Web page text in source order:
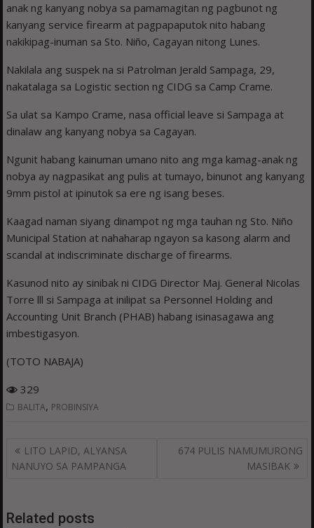
anak ng kanyang nobya sa pamamagitan ng pagbunot ng
kanyang service firearm at pagpapaputok nito habang
nakikipag-inuman sa Sto. Niño, Cagayan nitong Lunes.
Nakilala ang suspek na si Patrolman Jerald Sampaga, 29,
nakatalaga sa Logistic section ng CIDG sa Camp Crame.
Sa ulat sa Kampo Crame, nasa official leave si Sampaga at
dinalaw ang kanyang nobya sa Cagayan.
Ngunit habang kainuman umano nito ang mga kamag-anak ng
nobya ay nagpasikat ang pulis at tumayo, binunot ang kanyang
9mm pistol at ipinutok sa ere ng isang beses.
Kaagad naman siyang dinampot ng mga tauhan ng Sto. Niño
Municipal Station at nahaharap ngayon sa kasong alarm and
scandal at indiscriminate discharge of firearms.
Kasunod nito ay sinibak ni CIDG Director Maj. General Nicolas
Torre lll si Sampaga at inilipat sa Personnel Holding and
Accounting Unit Branch (PHAB) habang isinasagawa ang
imbestigasyon.
(TOTO NABAJA)
329
BALITA, PROBINSIYA
Post
navigation
LITO LAPID, ALYANSA
NANUYO SA PAMPANGA
674 PULIS NAMUMURONG
MASIBAK
Related posts